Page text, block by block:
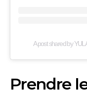
A post shared by
Prendre